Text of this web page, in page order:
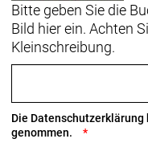
Bitte geben Sie die
Bild hier ein. Achten
Kleinschreibung.
Die Datenschutzerklärung
genommen.